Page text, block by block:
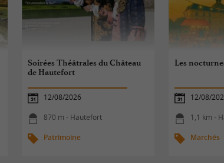
Soirées Théâtrales du Château
de Hautefort
12/08/2026
870 m - Hautefort
Patrimoine
Les
12/08/
1,1 km -
Marchés